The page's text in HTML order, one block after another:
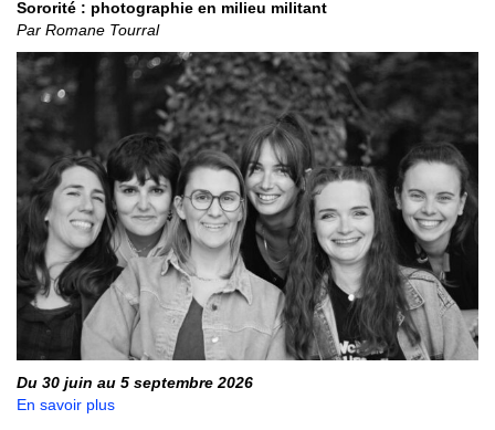
Sororité : photographie en milieu militant
Par Romane Tourral
Du 30 juin au 5 septembre 2026
En savoir plus